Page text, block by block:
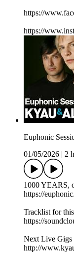
https://
https://
Euphonic
01/05/2026
2
1000 YEARS,
https://
Tracklist for
https://
Next Live Gigs
http://